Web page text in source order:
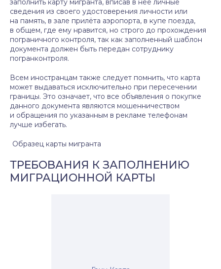
заполнить карту мигранта, вписав в неё личные
сведения из своего удостоверения личности или
на память, в зале прилёта аэропорта, в купе поезда,
в общем, где ему нравится, но строго до прохождения
пограничного контроля, так как заполненный шаблон
документа должен быть передан сотруднику
погранконтроля.
Всем иностранцам также следует помнить, что карта
может выдаваться исключительно при пересечении
границы. Это означает, что все объявления о покупке
данного документа являются мошенничеством
и обращения по указанным в рекламе телефонам
лучше избегать.
Образец карты мигранта
ТРЕБОВАНИЯ К ЗАПОЛНЕНИЮ
МИГРАЦИОННОЙ КАРТЫ